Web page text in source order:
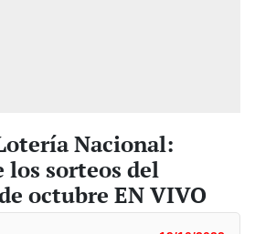
Nacional:
los sorteos del
octubre EN VIVO